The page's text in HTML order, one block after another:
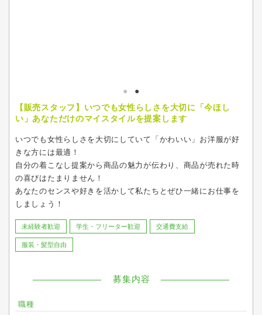
【販売スタッフ】いつでも女性らしさを大切に「今ほし
い」あなただけのマイスタイルを提案します
いつでも女性らしさを大切にしていて「かわいい」お洋服が好
きな方には最適！
自分の着こなし提案から商品の魅力が伝わり、商品が売れた時
の喜びはたまりません！
あなたのセンスや好きを活かして私たちとぜひ一緒にお仕事を
しましょう！
未経験者歓迎 学生・フリーター歓迎 交通費支給
服装・髪型自由
募集内容
職種